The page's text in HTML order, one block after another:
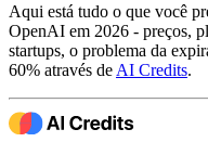
Aqui está tudo o que você
OpenAI em 2026 - preços,
startups, o problema da
60% através de AI Credits.